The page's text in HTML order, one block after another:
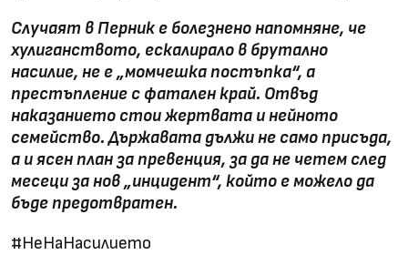
Случаят в Перник е болезнено напомняне, че
хулиганството, ескалирало в брутално
насилие, не е „момчешка постъпка“, а
престъпление с фатален край. Отвъд
наказанието стои жертвата и нейното
семейство. Държавата дължи не само присъда,
а и ясен план за превенция, за да не четем след
месеци за нов „инцидент“, който е можело да
бъде предотвратен.
#НеНаНасилието